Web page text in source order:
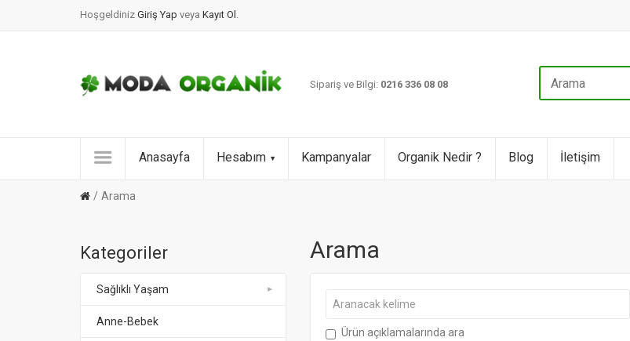
Hoşgeldiniz Giriş Yap veya Kayıt Ol .
Sipariş ve Bilgi: 0216 336 08 08
Anasayfa Hesabım Kampanyalar Organik Nedir ? Blog İletişim
Arama
Kategoriler
Sağlıklı Yaşam
Anne-Bebek
Arama
Ürün açıklamalarında ara